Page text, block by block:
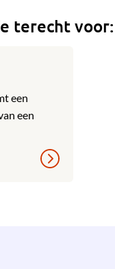
terecht voor:
een
een